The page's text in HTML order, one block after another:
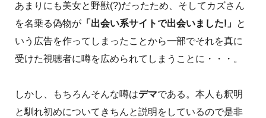
あまりにも美女と野獣(?)だったため、そしてカズさん
を名乗る偽物が 「出会い系サイトで出会いました!」 と
いう広告を作ってしまったことから一部でそれを真に
受けた視聴者に噂を広められてしまうことに・・・。
しかし、もちろんそんな噂はデマである。本人も釈明
と馴れ初めについてきちんと説明をしているので是非